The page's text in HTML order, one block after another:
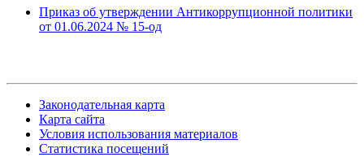
Приказ об утверждении Антикоррупционной политики
от 01.06.2024 № 15-од
Законодательная карта
Карта сайта
Условия использования материалов
Статистика посещений